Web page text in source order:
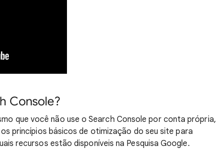
Console?
que você não use o Search Console por conta própria,
princípios básicos de otimização do seu site para
recursos estão disponíveis na Pesquisa Google.